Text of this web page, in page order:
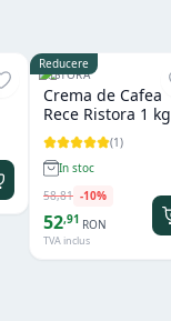
Reducere
RISTORA
Crema de Cafea
Rece Ristora 1 kg
(1)
In stoc
58,81 -10%
52,91 RON
TVA inclus